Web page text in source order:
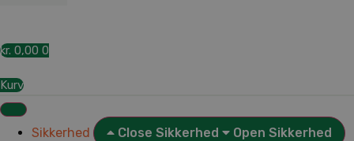
kr. 0,00 0
Kurv
Sikkerhed Close Sikkerhed Open Sikkerhed